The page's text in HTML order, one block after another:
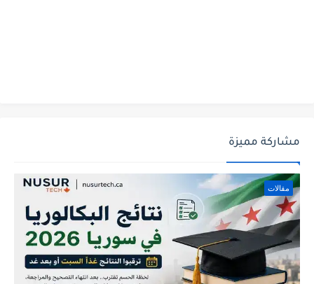
مشاركة مميزة
مقالات